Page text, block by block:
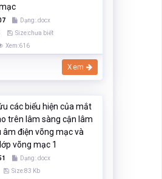
Dạng:.docx
Size:chưa biết
Xem:616
Xem
các biểu hiện của mắt
trên lâm sàng cận lâm
âm điện võng mạc và
võng mạc 1
Dạng:.docx
Size:83 Kb